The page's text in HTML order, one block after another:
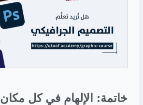
خاتمة: الإلهام في كل مكان